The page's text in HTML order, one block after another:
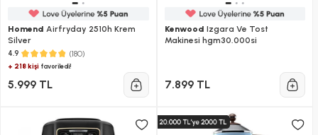
Homend Airfryday 2510h Krem
Silver
4.9 (180)
+ 218 kişi favoriledi!
5.999 TL
Kenwood Izgara Ve Tost
Makinesi hgm30.000si
7.899 TL